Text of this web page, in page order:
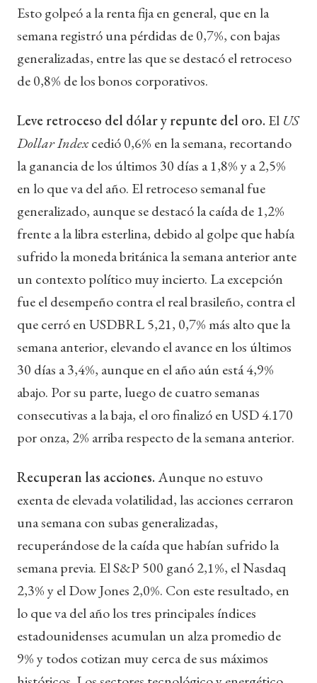
Esto golpeó a la renta fija en general, que en la
semana registró una pérdidas de 0,7%, con bajas
generalizadas, entre las que se destacó el retroceso
de 0,8% de los bonos corporativos.
Leve retroceso del dólar y repunte del oro. El US
Dollar Indexcedió 0,6% en la semana, recortando
la ganancia de los últimos 30 días a 1,8% y a 2,5%
en lo que va del año. El retroceso semanal fue
generalizado, aunque se destacó la caída de 1,2%
frente a la libra esterlina, debido al golpe que había
sufrido la moneda británica la semana anterior ante
un contexto político muy incierto. La excepción
fue el desempeño contra el real brasileño, contra el
que cerró en USDBRL 5,21, 0,7% más alto que la
semana anterior, elevando el avance en los últimos
30 días a 3,4%, aunque en el año aún está 4,9%
abajo. Por su parte, luego de cuatro semanas
consecutivas a la baja, el oro finalizó en USD 4.170
por onza, 2% arriba respecto de la semana anterior.
Recuperan las acciones.Aunque no estuvo
exenta de elevada volatilidad, las acciones cerraron
una semana con subas generalizadas,
recuperándose de la caída que habían sufrido la
semana previa. El S&P 500 ganó 2,1%, el Nasdaq
2,3% y el Dow Jones 2,0%. Con este resultado, en
lo que va del año los tres principales índices
estadounidenses acumulan un alza promedio de
9% y todos cotizan muy cerca de sus máximos